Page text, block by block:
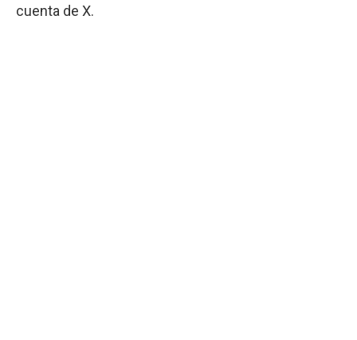
cuenta de X.